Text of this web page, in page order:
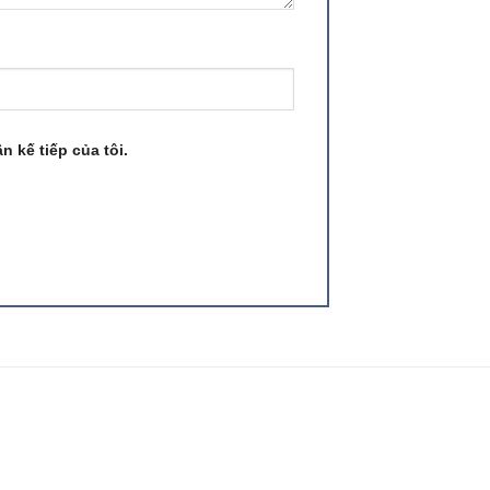
kế tiếp của tôi.